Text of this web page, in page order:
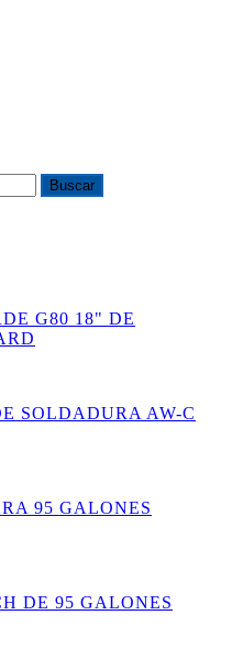
Buscar
G80 18" DE
SOLDADURA AW-C
95 GALONES
DE 95 GALONES